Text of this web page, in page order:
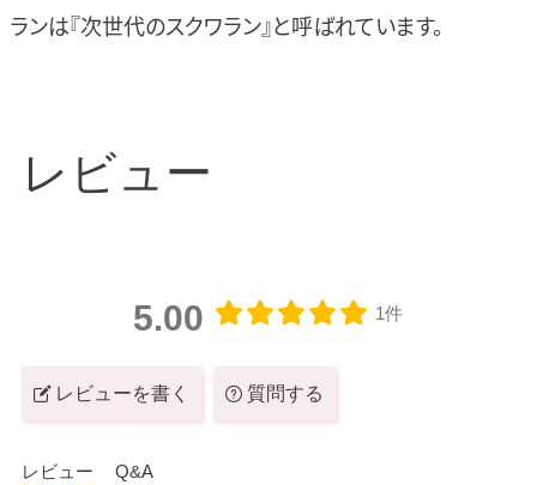
ランは『次世代のスクワラン』と呼ばれています。
レビュー
5.00 1件
レビューを書く 質問する
レビュー Q&A